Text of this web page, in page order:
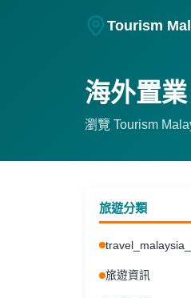
Tourism
海外置業
瀏覽 Tourism
旅遊分類
旅遊資訊